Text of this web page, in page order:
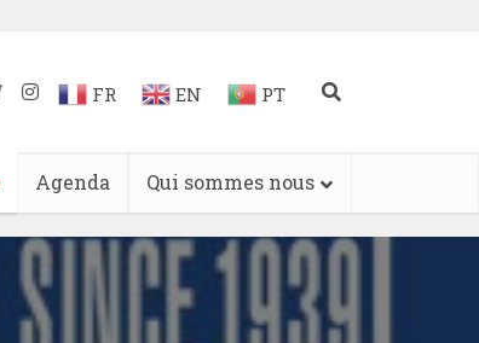
FR EN PT
Agenda Qui sommes nous